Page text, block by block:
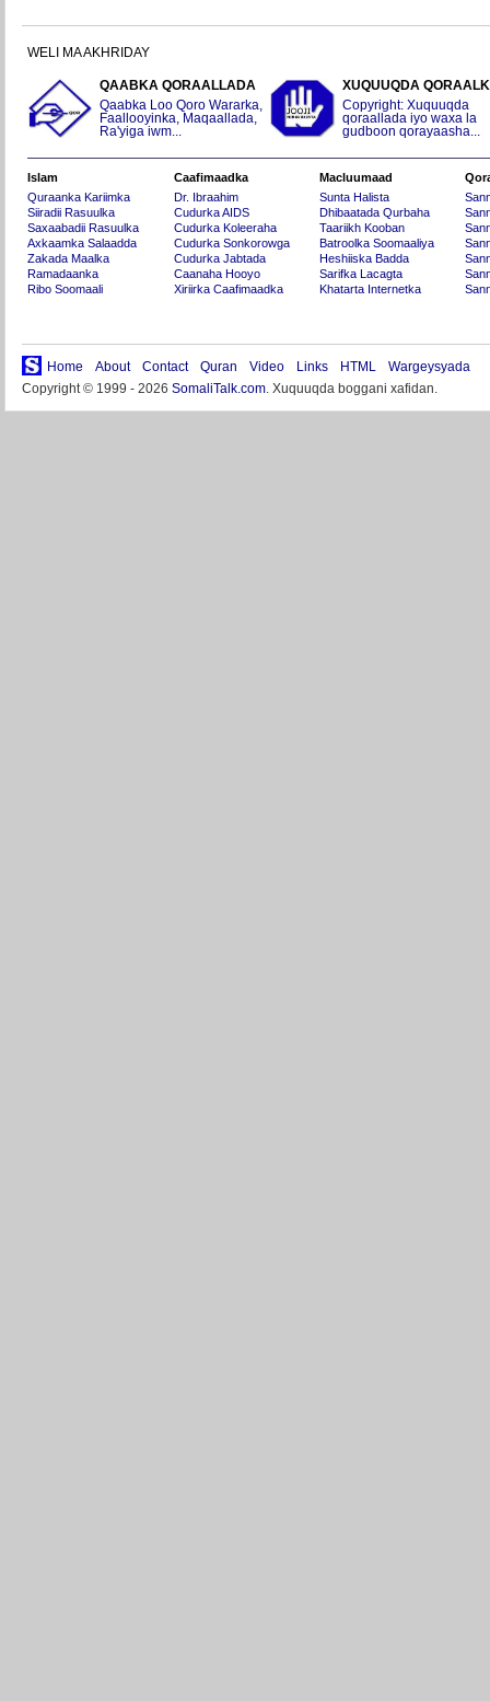
WELI MA AKHRIDAY
QAABKA QORAALLADA
Qaabka Loo Qoro Wararka,
Faallooyinka, Maqaallada,
Ra'yiga iwm...
XUQUUQDA
Copyright: Xuquuqda
qoraallada iyo waxa la
gudboon qorayaasha...
Islam
Quraanka Kariimka
Siiradii Rasuulka
Saxaabadii Rasuulka
Axkaamka Salaadda
Zakada Maalka
Ramadaanka
Ribo Soomaali
Caafimaadka
Dr. Ibraahim
Cudurka AIDS
Cudurka Koleeraha
Cudurka Sonkorowga
Cudurka Jabtada
Caanaha Hooyo
Xiriirka Caafimaadka
Macluumaad
Sunta Halista
Dhibaatada Qurbaha
Taariikh Kooban
Batroolka Soomaaliya
Heshiiska Badda
Sarifka Lacagta
Khatarta Internetka
Home About Contact Quran Video Links HTML
Wargeysyada
Copyright © 1999 - 2026 SomaliTalk.com. Xuquuqda boggani xafidan.